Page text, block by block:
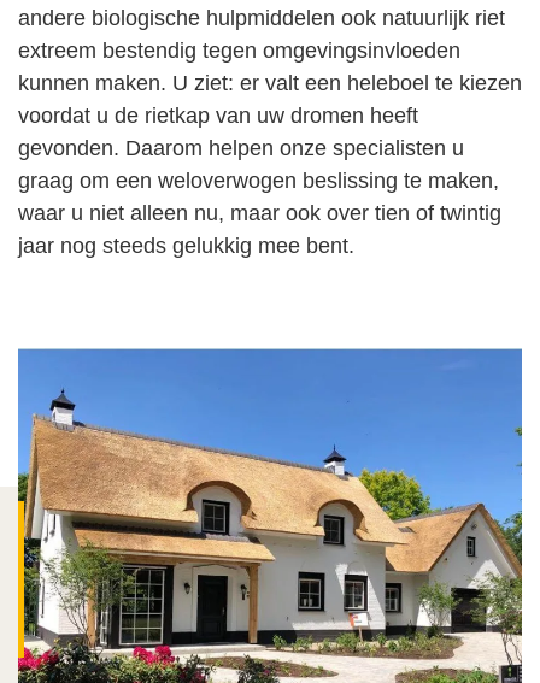
andere biologische hulpmiddelen ook natuurlijk riet
extreem bestendig tegen omgevingsinvloeden
kunnen maken. U ziet: er valt een heleboel te kiezen
voordat u de rietkap van uw dromen heeft
gevonden. Daarom helpen onze specialisten u
graag om een weloverwogen beslissing te maken,
waar u niet alleen nu, maar ook over tien of twintig
jaar nog steeds gelukkig mee bent.